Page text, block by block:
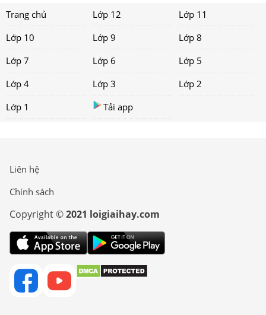
Trang chủ Lớp 12
Lớp 11
Lớp 10
Lớp 9
Lớp 8
Lớp 7
Lớp 6
Lớp 5
Lớp 4
Lớp 3
Lớp 2
Lớp 1
Tải app
Liên hệ
Chính sách
Copyright ©2021 loigiaihay.com